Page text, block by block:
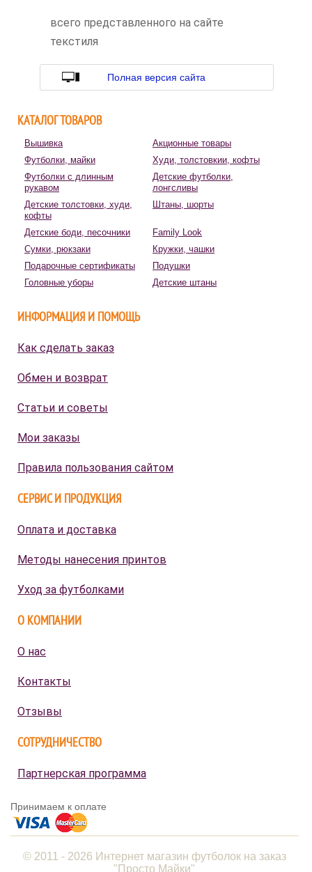
всего представленного на сайте
текстиля
Полная версия сайта
КАТАЛОГ ТОВАРОВ
Вышивка
Акционные товары
Футболки, майки
Худи, толстовкии, кофты
Футболки с длинным
рукавом
Детские футболки,
лонгсливы
Детские толстовки, худи,
кофты
Штаны, шорты
Детские боди, песочники
Family Look
Сумки, рюкзаки
Кружки, чашки
Подарочные сертификаты
Подушки
Головные уборы
Детские штаны
ИНФОРМАЦИЯ И ПОМОЩЬ
Как сделать заказ
Обмен и возврат
Статьи и советы
Мои заказы
Правила пользования сайтом
СЕРВИС И ПРОДУКЦИЯ
Оплата и доставка
Методы нанесения принтов
Уход за футболками
О КОМПАНИИ
О нас
Контакты
Отзывы
СОТРУДНИЧЕСТВО
Партнерская программа
Принимаем к оплате
© 2011 - 2026 Интернет магазин футболок на заказ
"Просто Майки"